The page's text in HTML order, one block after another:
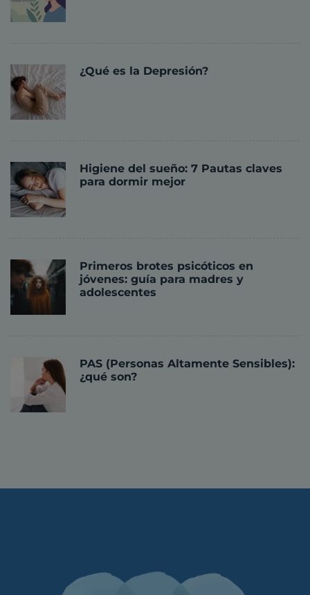
¿Qué es la Depresión?
Higiene del sueño: 7 Pautas claves
para dormir mejor
Primeros brotes psicóticos en
jóvenes: guía para madres y
adolescentes
PAS (Personas Altamente Sensibles):
¿qué son?